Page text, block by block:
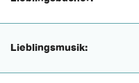
Lieblingsmusik: